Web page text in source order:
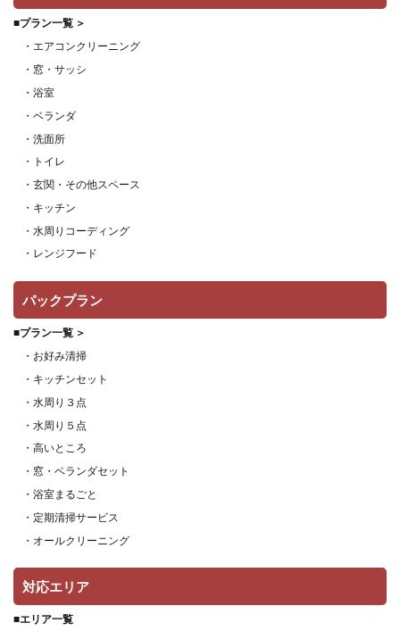
■プラン一覧 ＞
・エアコンクリーニング
・窓・サッシ
・浴室
・ベランダ
・洗面所
・トイレ
・玄関・その他スペース
・キッチン
・水周りコーディング
・レンジフード
パックプラン
■プラン一覧 ＞
・お好み清掃
・キッチンセット
・水周り３点
・水周り５点
・高いところ
・窓・ベランダセット
・浴室まるごと
・定期清掃サービス
・オールクリーニング
対応エリア
■エリア一覧